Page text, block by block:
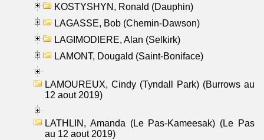
KOSTYSHYN, Ronald (Dauphin)
LAGASSE, Bob (Chemin-Dawson)
LAGIMODIERE, Alan (Selkirk)
LAMONT, Dougald (Saint-Boniface)
LAMOUREUX, Cindy (Tyndall Park) (Burrows au
12 aout 2019)
LATHLIN, Amanda (Le Pas-Kameesak) (Le Pas
au 12 aout 2019)